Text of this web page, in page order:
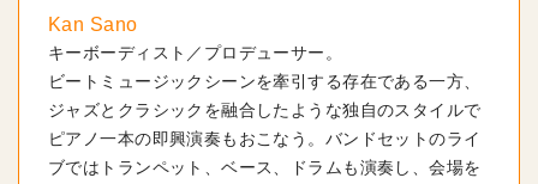
Kan Sano
キーボーディスト／プロデューサー。
ビートミュージックシーンを牽引する存在である一方、
ジャズとクラシックを融合したような独自のスタイルで
ピアノ一本の即興演奏もおこなう。バンドセットのライ
ブではトランペット、ベース、ドラムも演奏し、会場を